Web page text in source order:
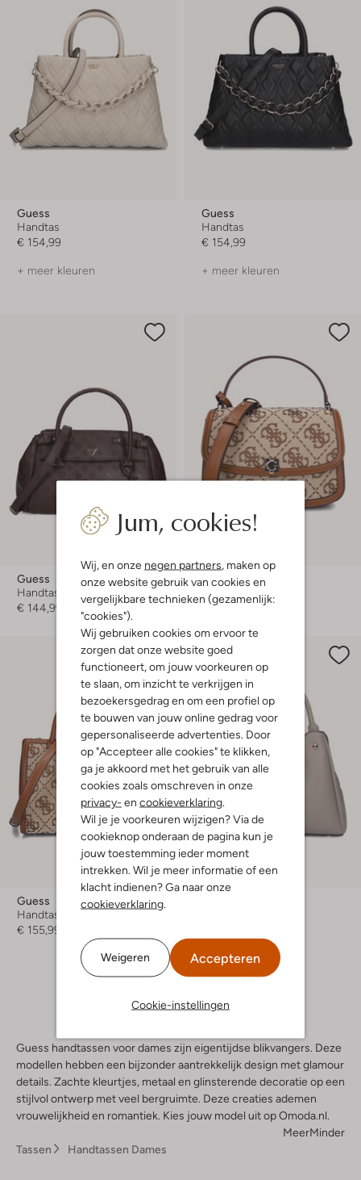
Jum, cookies!
Wij, en onze negen partners , maken op
onze website gebruik van cookies en
vergelijkbare technieken (gezamenlijk:
"cookies").
Wij gebruiken cookies om ervoor te
zorgen dat onze website goed
functioneert, om jouw voorkeuren op
te slaan, om inzicht te verkrijgen in
bezoekersgedrag en om een profiel op
te bouwen van jouw online gedrag voor
gepersonaliseerde advertenties. Door
op "Accepteer alle cookies" te klikken,
ga je akkoord met het gebruik van alle
cookies zoals omschreven in onze
privacy- en cookieverklaring
Wil je je voorkeuren wijzigen? Via de
cookieknop onderaan de pagina kun je
jouw toestemming ieder moment
intrekken. Wil je meer informatie of een
klacht indienen? Ga naar onze
cookieverklaring
Weigeren Accepteren
Cookie-instellingen
Guess
Handtas
€ 154,99
+ meer kleuren
Guess
Handtas
€ 154,99
+ meer kleuren
Guess
Handtas
€ 144,99
Guess
Handtas
€ 134,99
Guess
Handtas
€ 155,99
-40%
+ meer kleuren
Guess handtassen voor dames zijn eigentijdse blikvangers. Deze
modellen hebben een bijzonder aantrekkelijk design met glamour
details. Zachte kleurtjes, metaal en glinsterende decoratie op een
stijlvol ontwerp met veel bergruimte. Deze creaties ademen
vrouwelijkheid en romantiek. Kies jouw model uit op Omoda.nl.
MeerMinder
Tassen
Handtassen Dames